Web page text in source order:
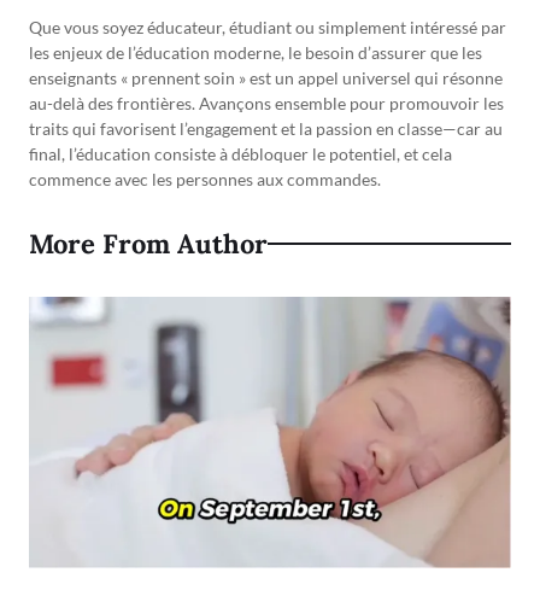
Que vous soyez éducateur, étudiant ou simplement intéressé par
les enjeux de l’éducation moderne, le besoin d’assurer que les
enseignants « prennent soin » est un appel universel qui résonne
au-delà des frontières. Avançons ensemble pour promouvoir les
traits qui favorisent l’engagement et la passion en classe—car au
final, l’éducation consiste à débloquer le potentiel, et cela
commence avec les personnes aux commandes.
More From Author